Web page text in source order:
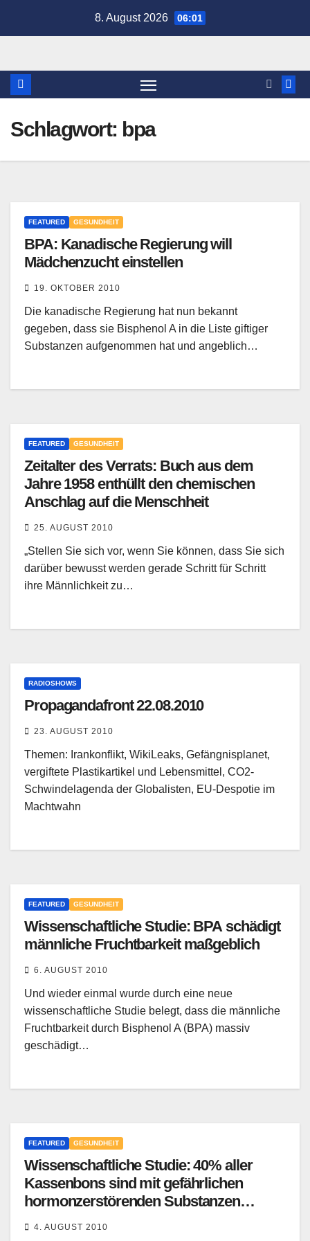
8. August 2026 06:01
Schlagwort: bpa
FEATURED GESUNDHEIT
BPA: Kanadische Regierung will
Mädchenzucht einstellen
19. OKTOBER 2010
Die kanadische Regierung hat nun bekannt
gegeben, dass sie Bisphenol A in die Liste giftiger
Substanzen aufgenommen hat und angeblich…
FEATURED GESUNDHEIT
Zeitalter des Verrats: Buch aus dem
Jahre 1958 enthüllt den chemischen
Anschlag auf die Menschheit
25. AUGUST 2010
„Stellen Sie sich vor, wenn Sie können, dass Sie sich
darüber bewusst werden gerade Schritt für Schritt
ihre Männlichkeit zu…
RADIOSHOWS
Propagandafront 22.08.2010
23. AUGUST 2010
Themen: Irankonflikt, WikiLeaks, Gefängnisplanet,
vergiftete Plastikartikel und Lebensmittel, CO2-
Schwindelagenda der Globalisten, EU-Despotie im
Machtwahn
FEATURED GESUNDHEIT
Wissenschaftliche Studie: BPA schädigt
männliche Fruchtbarkeit maßgeblich
6. AUGUST 2010
Und wieder einmal wurde durch eine neue
wissenschaftliche Studie belegt, dass die männliche
Fruchtbarkeit durch Bisphenol A (BPA) massiv
geschädigt…
FEATURED GESUNDHEIT
Wissenschaftliche Studie: 40% aller
Kassenbons sind mit gefährlichen
hormonzerstörenden Substanzen
überzogen
4. AUGUST 2010